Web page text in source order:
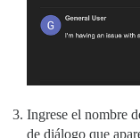
Ingrese el nombre
de diálogo que